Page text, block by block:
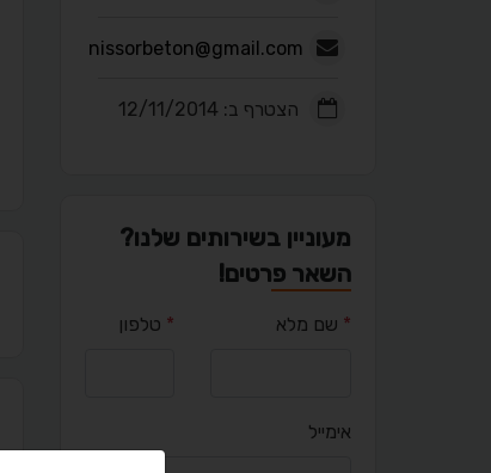
nissorbeton@gmail.com
הצטרף ב: 12/11/2014
מעוניין בשירותים שלנו?
השאר פרטים!
* שם מלא * טלפון
אימייל